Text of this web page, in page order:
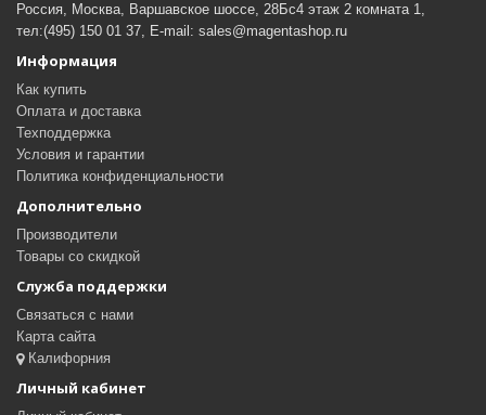
Россия, Москва, Варшавское шоссе, 28Бс4 этаж 2 комната 1,
тел:(495) 150 01 37, E-mail: sales@magentashop.ru
Информация
Как купить
Оплата и доставка
Техподдержка
Условия и гарантии
Политика конфиденциальности
Дополнительно
Производители
Товары со скидкой
Служба поддержки
Связаться с нами
Карта сайта
Калифорния
Личный кабинет